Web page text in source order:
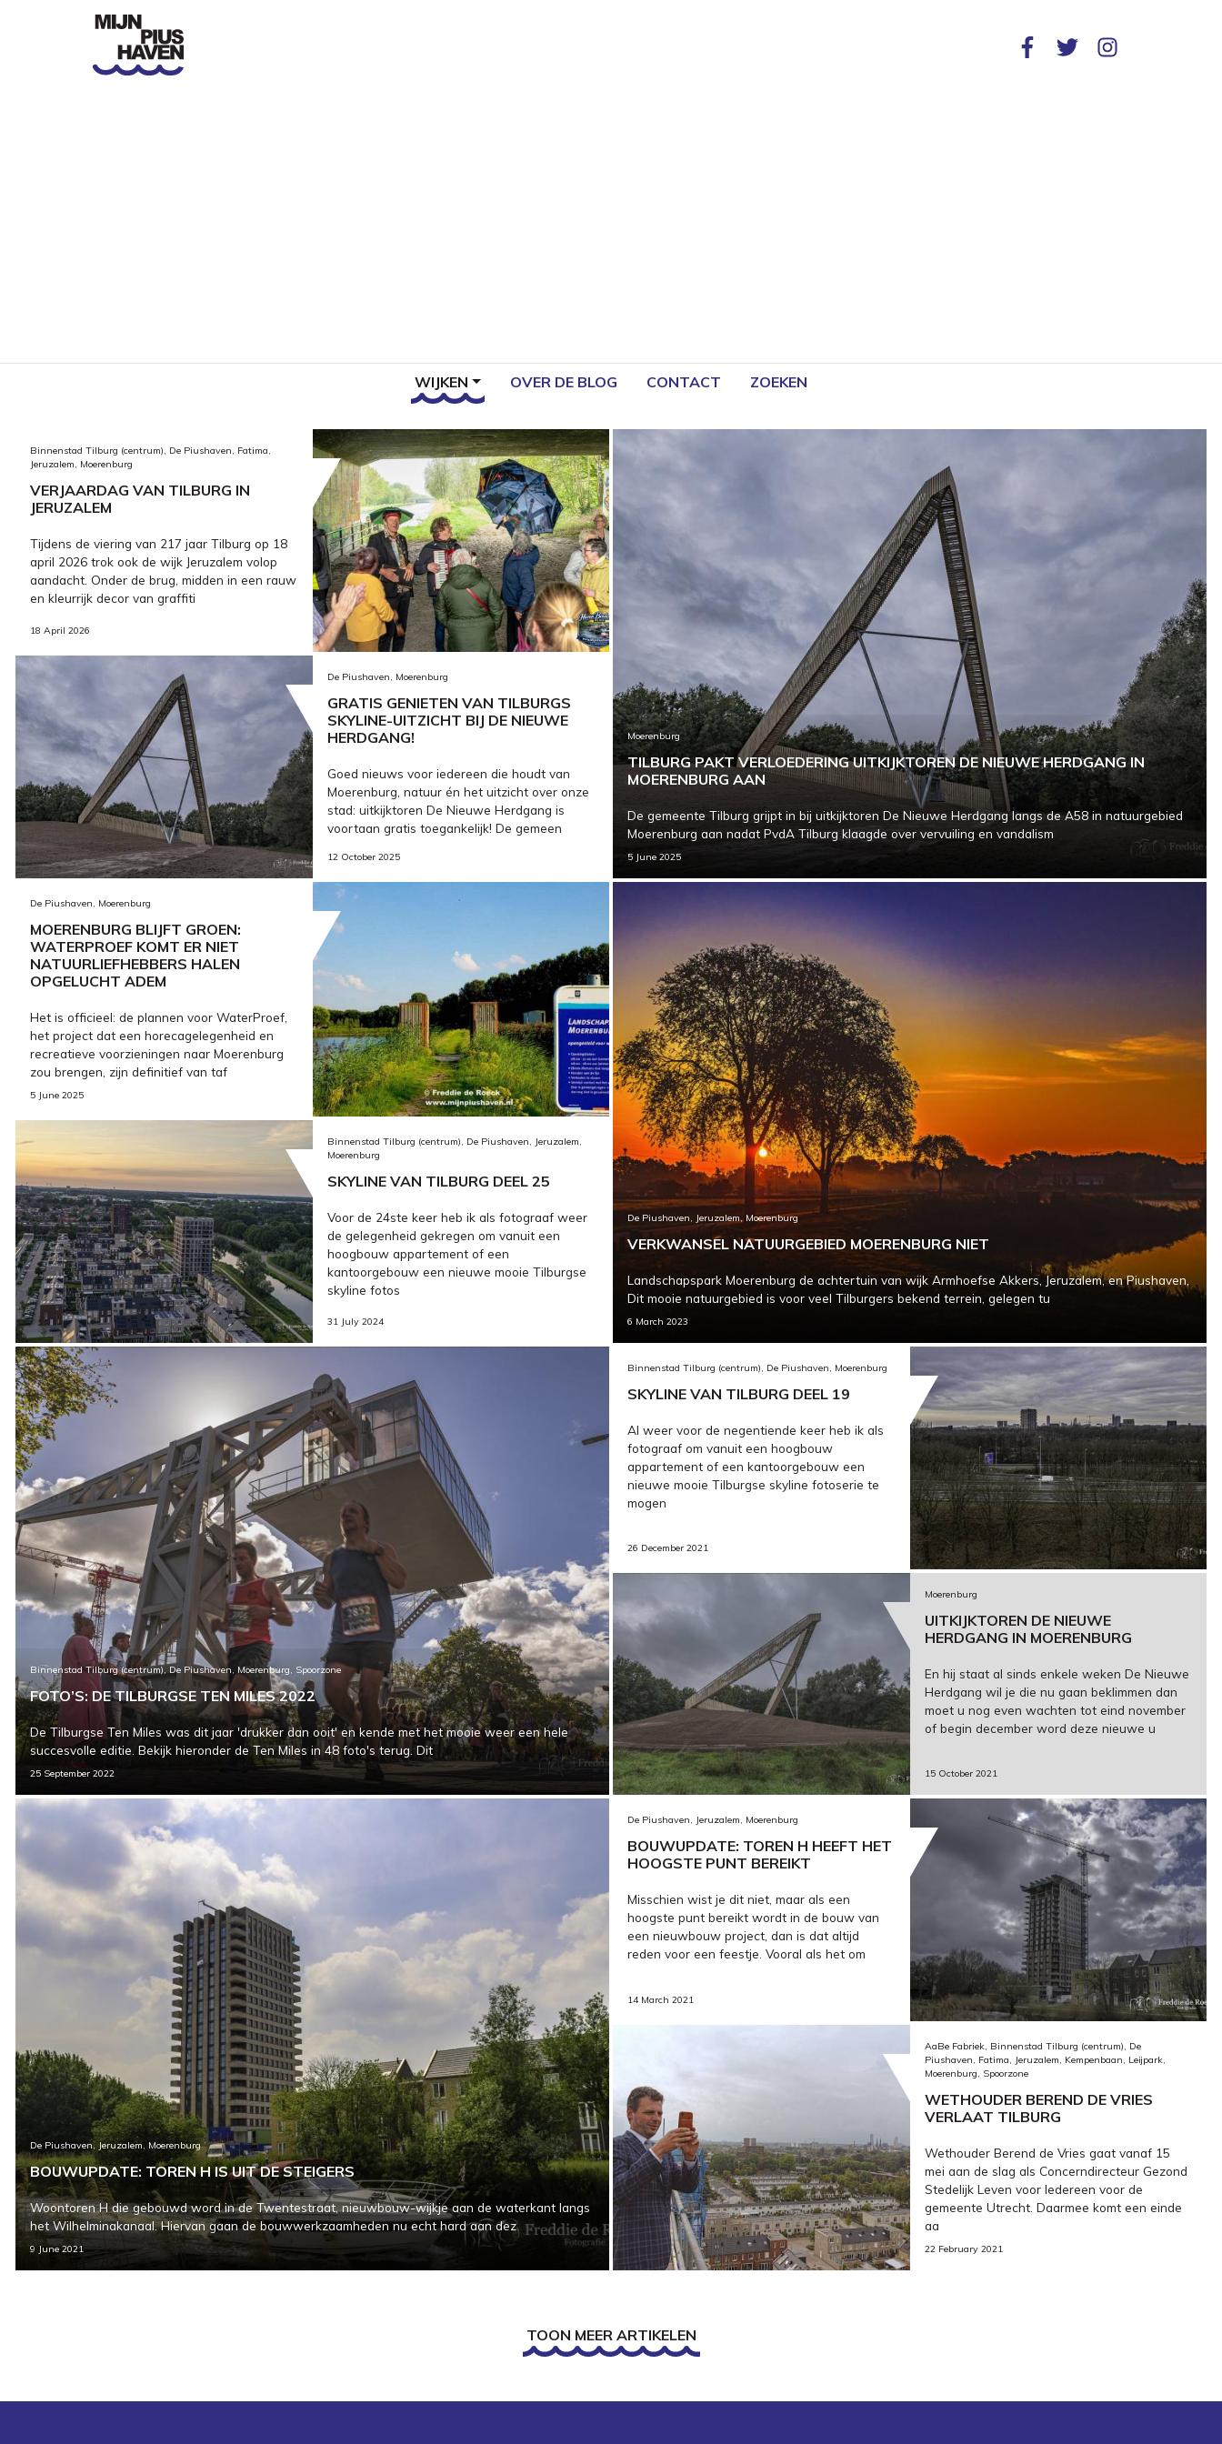
WIJKEN OVER DE BLOG CONTACT ZOEKEN
Binnenstad Tilburg (centrum), De Piushaven, Fatima,
Jeruzalem, Moerenburg
VERJAARDAG VAN TILBURG IN
JERUZALEM
Tijdens de viering van 217 jaar Tilburg op 18
april 2026 trok ook de wijk Jeruzalem volop
aandacht. Onder de brug, midden in een rauw
en kleurrijk decor van graffiti
18 April 2026
De Piushaven, Moerenburg
GRATIS GENIETEN VAN TILBURGS
SKYLINE-UITZICHT BIJ DE NIEUWE
HERDGANG!
Goed nieuws voor iedereen die houdt van
Moerenburg, natuur én het uitzicht over onze
stad: uitkijktoren De Nieuwe Herdgang is
voortaan gratis toegankelijk! De gemeen
12 October 2025
Moerenburg
TILBURG PAKT VERLOEDERING UITKIJKTOREN DE NIEUWE HERDGANG IN
MOERENBURG AAN
De gemeente Tilburg grijpt in bij uitkijktoren De Nieuwe Herdgang langs de A58 in natuurgebied
Moerenburg aan nadat PvdA Tilburg klaagde over vervuiling en vandalism
5 June 2025
De Piushaven, Moerenburg
MOERENBURG BLIJFT GROEN:
WATERPROEF KOMT ER NIET
NATUURLIEFHEBBERS HALEN
OPGELUCHT ADEM
Het is officieel: de plannen voor WaterProef,
het project dat een horecagelegenheid en
recreatieve voorzieningen naar Moerenburg
zou brengen, zijn definitief van taf
5 June 2025
Binnenstad Tilburg (centrum), De Piushaven, Jeruzalem,
Moerenburg
SKYLINE VAN TILBURG DEEL 25
Voor de 24ste keer heb ik als fotograaf weer
de gelegenheid gekregen om vanuit een
hoogbouw appartement of een
kantoorgebouw een nieuwe mooie Tilburgse
skyline fotos
31 July 2024
De Piushaven, Jeruzalem, Moerenburg
VERKWANSEL NATUURGEBIED MOERENBURG NIET
Landschapspark Moerenburg de achtertuin van wijk Armhoefse Akkers, Jeruzalem, en Piushaven,
Dit mooie natuurgebied is voor veel Tilburgers bekend terrein, gelegen tu
6 March 2023
Binnenstad Tilburg (centrum), De Piushaven, Moerenburg, Spoorzone
FOTO’S: DE TILBURGSE TEN MILES 2022
De Tilburgse Ten Miles was dit jaar 'drukker dan ooit' en kende met het mooie weer een hele
succesvolle editie. Bekijk hieronder de Ten Miles in 48 foto's terug. Dit
25 September 2022
Binnenstad Tilburg (centrum), De Piushaven, Moerenburg
SKYLINE VAN TILBURG DEEL 19
Al weer voor de negentiende keer heb ik als
fotograaf om vanuit een hoogbouw
appartement of een kantoorgebouw een
nieuwe mooie Tilburgse skyline fotoserie te
mogen
26 December 2021
Moerenburg
UITKIJKTOREN DE NIEUWE
HERDGANG IN MOERENBURG
En hij staat al sinds enkele weken De Nieuwe
Herdgang wil je die nu gaan beklimmen dan
moet u nog even wachten tot eind november
of begin december word deze nieuwe u
15 October 2021
De Piushaven, Jeruzalem, Moerenburg
BOUWUPDATE: TOREN H IS UIT DE STEIGERS
Woontoren H die gebouwd word in de Twentestraat, nieuwbouw-wijkje aan de waterkant langs
het Wilhelminakanaal. Hiervan gaan de bouwwerkzaamheden nu echt hard aan dez
9 June 2021
De Piushaven, Jeruzalem, Moerenburg
BOUWUPDATE: TOREN H HEEFT HET
HOOGSTE PUNT BEREIKT
Misschien wist je dit niet, maar als een
hoogste punt bereikt wordt in de bouw van
een nieuwbouw project, dan is dat altijd
reden voor een feestje. Vooral als het om
14 March 2021
AaBe Fabriek, Binnenstad Tilburg (centrum), De
Piushaven, Fatima, Jeruzalem, Kempenbaan, Leijpark,
Moerenburg, Spoorzone
WETHOUDER BEREND DE VRIES
VERLAAT TILBURG
Wethouder Berend de Vries gaat vanaf 15
mei aan de slag als Concerndirecteur Gezond
Stedelijk Leven voor Iedereen voor de
gemeente Utrecht. Daarmee komt een einde
aa
22 February 2021
TOON MEER ARTIKELEN